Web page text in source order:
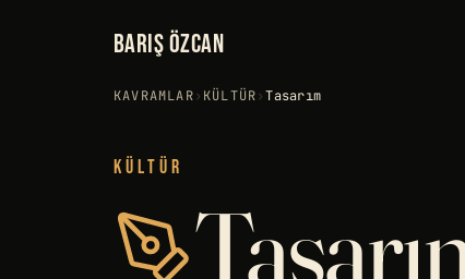
BARIŞ ÖZCAN
KAVRAMLAR› KÜLTÜR›Tasarım
KÜLTÜR